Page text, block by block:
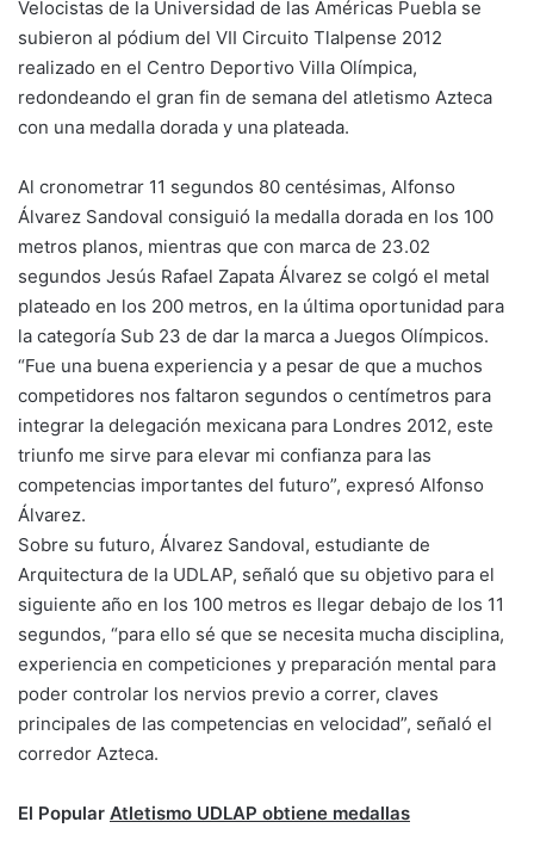
Velocistas de la Universidad de las Américas Puebla se
subieron al pódium del VII Circuito Tlalpense 2012
realizado en el Centro Deportivo Villa Olímpica,
redondeando el gran fin de semana del atletismo Azteca
con una medalla dorada y una plateada.
Al cronometrar 11 segundos 80 centésimas, Alfonso
Álvarez Sandoval consiguió la medalla dorada en los 100
metros planos, mientras que con marca de 23.02
segundos Jesús Rafael Zapata Álvarez se colgó el metal
plateado en los 200 metros, en la última oportunidad para
la categoría Sub 23 de dar la marca a Juegos Olímpicos.
“Fue una buena experiencia y a pesar de que a muchos
competidores nos faltaron segundos o centímetros para
integrar la delegación mexicana para Londres 2012, este
triunfo me sirve para elevar mi confianza para las
competencias importantes del futuro”, expresó Alfonso
Álvarez.
Sobre su futuro, Álvarez Sandoval, estudiante de
Arquitectura de la UDLAP, señaló que su objetivo para el
siguiente año en los 100 metros es llegar debajo de los 11
segundos, “para ello sé que se necesita mucha disciplina,
experiencia en competiciones y preparación mental para
poder controlar los nervios previo a correr, claves
principales de las competencias en velocidad”, señaló el
corredor Azteca.
El Popular Atletismo UDLAP obtiene medallas